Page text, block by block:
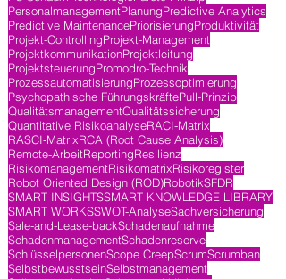
PersonalmanagementPlanungPredictive Analytics
Predictive MaintenancePriorisierungProduktivität
Projekt-ControllingProjekt-Management
ProjektkommunikationProjektleitung
ProjektsteuerungPromodro-Technik
ProzessautomatisierungProzessoptimierung
Psychopathische FührungskräftePull-Prinzip
QualitätsmanagementQualitätssicherung
Quantitative RisikoanalyseRACI-Matrix
RASCI-MatrixRCA (Root Cause Analysis)
Remote-ArbeitReportingResilienz
RisikomanagementRisikomatrixRisikoregister
Robot Oriented Design (ROD)RobotikSFDR
SMART INSIGHTSSMART KNOWLEDGE LIBRARY
SMART WORKSSWOT-AnalyseSachversicherung
Sale-and-Lease-backSchadenaufnahme
SchadenmanagementSchadenreserve
SchlüsselpersonenScope CreepScrumScrumban
SelbstbewusstseinSelbstmanagement